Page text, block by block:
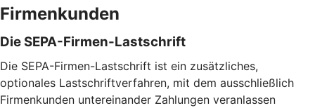
Firmenkunden
Die SEPA-Firmen-Lastschrift
Die SEPA-Firmen-Lastschrift ist ein zusätzliches,
optionales Lastschriftverfahren, mit dem ausschließlich
Firmenkunden untereinander Zahlungen veranlassen